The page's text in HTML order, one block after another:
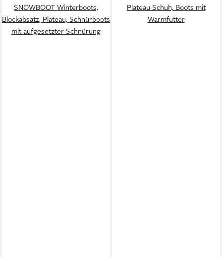
SNOWBOOT Winterboots,
Blockabsatz, Plateau, Schnürboots
mit aufgesetzter Schnürung
Plateau Schuh, Boots mit
Warmfutter